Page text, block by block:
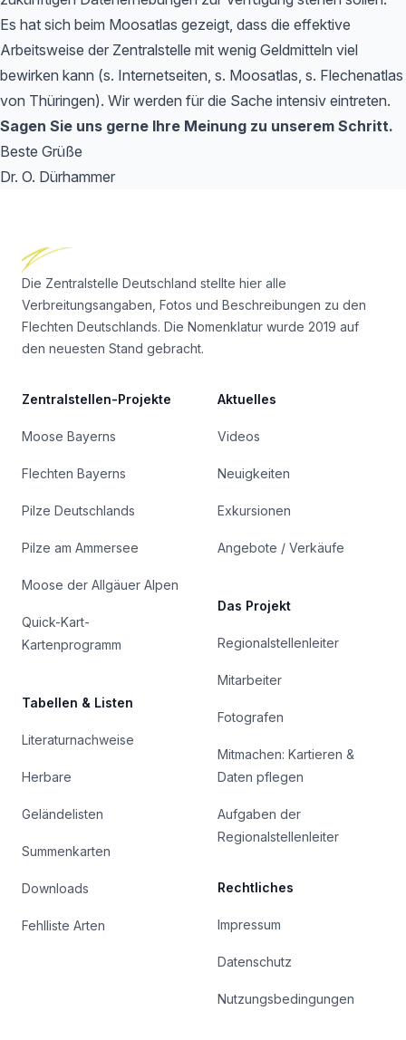
Es hat sich beim Moosatlas gezeigt, dass die effektive
Arbeitsweise der Zentralstelle mit wenig Geldmitteln viel
bewirken kann (s. Internetseiten, s. Moosatlas, s. Flechenatlas
von Thüringen). Wir werden für die Sache intensiv eintreten.
Sagen Sie uns gerne Ihre Meinung zu unserem Schritt.
Beste Grüße
Dr. O. Dürhammer
Die Zentralstelle Deutschland stellte hier alle
Verbreitungsangaben, Fotos und Beschreibungen zu den
Flechten Deutschlands. Die Nomenklatur wurde 2019 auf
den neuesten Stand gebracht.
Zentralstellen-Projekte
Moose Bayerns
Flechten Bayerns
Pilze Deutschlands
Pilze am Ammersee
Moose der Allgäuer Alpen
Quick-Kart-
Kartenprogramm
Tabellen & Listen
Literaturnachweise
Herbare
Geländelisten
Summenkarten
Downloads
Fehlliste Arten
Aktuelles
Videos
Neuigkeiten
Exkursionen
Angebote / Verkäufe
Das Projekt
Regionalstellenleiter
Mitarbeiter
Fotografen
Mitmachen: Kartieren &
Daten pflegen
Aufgaben der
Regionalstellenleiter
Rechtliches
Impressum
Datenschutz
Nutzungsbedingungen